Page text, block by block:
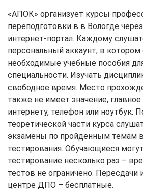
«АПОК» организует курсы
переподготовки в в Вологде
интернет-портал. Каждому
персональный аккаунт, в
необходимые учебные пособия
специальности. Изучать
свободное время. Место
также не имеет значение,
интернету, телефон или ноутбук.
теоретической части курса
экзамены по пройденным темам
тестирования. Обучающиеся
тестирование несколько раз –
тестов не ограничено. Пересдачи
центре ДПО – бесплатные.